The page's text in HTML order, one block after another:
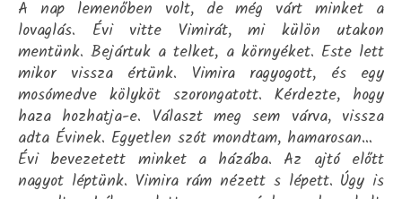
A nap lemenőben volt, de még várt minket a
lovaglás. Évi vitte Vimirát, mi külön utakon
mentünk. Bejártuk a telket, a környéket. Este lett
mikor vissza értünk. Vimira ragyogott, és egy
mosómedve kölyköt szorongatott. Kérdezte, hogy
haza hozhatja-e. Választ meg sem várva, vissza
adta Évinek. Egyetlen szót mondtam, hamarosan…
Évi bevezetett minket a házába. Az ajtó előtt
nagyot léptünk. Vimira rám nézett s lépett. Úgy is